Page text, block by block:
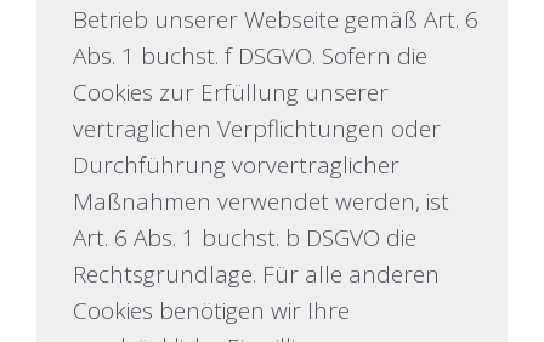
Betrieb unserer Webseite gemäß Art. 6
Abs. 1 buchst. f DSGVO. Sofern die
Cookies zur Erfüllung unserer
vertraglichen Verpflichtungen oder
Durchführung vorvertraglicher
Maßnahmen verwendet werden, ist
Art. 6 Abs. 1 buchst. b DSGVO die
Rechtsgrundlage. Für alle anderen
Cookies benötigen wir Ihre